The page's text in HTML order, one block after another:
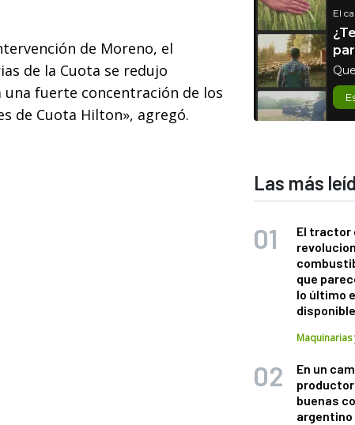
de Moreno, el
de la Cuota se redujo
fuerte concentración de los
de Cuota Hilton», agregó.
El
Las más
El tractor
que
lo último
Maquinarias
En un
buenas